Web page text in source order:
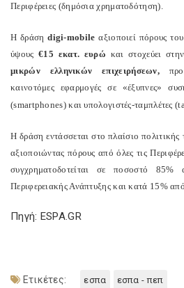
Περιφέρειες (δημόσια χρηματοδότηση).
Η δράσηdigi-mobile αξιοποιεί πόρους
ύψους€15 εκατ. ευρώ και στοχεύει στην
μικρών ελληνικών επιχειρήσεων,
καινοτόμες εφαρμογές σε «έξυπνες»
(smartphones) και υπολογιστές-ταμπλέτες
Η δράση εντάσσεται στο πλαίσιο
αξιοποιώντας πόρους από όλες τις
συγχρηματοδοτείται σε ποσοστό
Περιφερειακής Ανάπτυξης και κατά 15%
Πηγή: ESPA.GR
Ετικέτες: εσπα εσπα - πεπ